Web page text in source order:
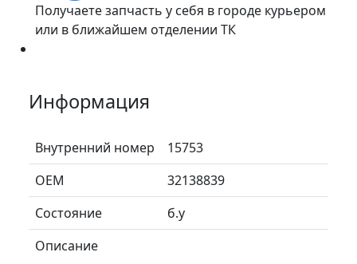
Получаете запчасть у себя в городе курьером
или в ближайшем отделении ТК
Информация
Внутренний номер
15753
ОЕМ
32138839
Состояние
б.у
Описание